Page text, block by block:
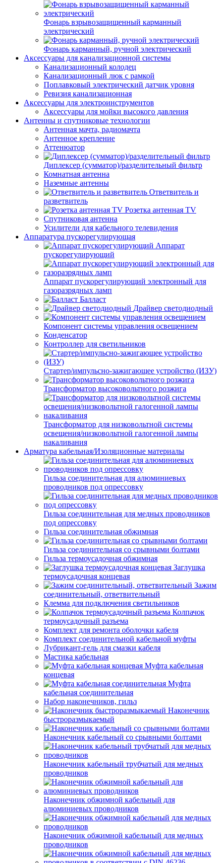
Фонарь взрывозащищенный карманный
электрический
Фонарь карманный, ручной электрический
Аксессуары для канализационной системы
Канализационный колодец
Канализационный люк с рамкой
Поплавковый электрический датчик уровня
Ревизия канализационная
Аксессуары для электроинструментов
Аксессуары для мойки высокого давления
Антенны и спутниковые технологии
Антенная мачта, радиомачта
Антенное крепление
Аттенюатор
Диплексер (сумматор)/разделительный фильтр
Комнатная антенна
Наземные антенны
Ответвитель и
разветвитель
Розетка антенная TV
Спутниковая антенна
Усилители для кабельного телевидения
Аппаратура пускорегулирующая
Аппарат
пускорегулирующий
Аппарат пускорегулирующий электронный для
газоразрядных ламп
Балласт
Драйвер светодиодный
Компонент системы управления освещением
Конденсатор
Контроллер для светильников
Стартер/импульсно-зажигающее устройство (ИЗУ)
Трансформатор высоковольтного розжига
Трансформатор для низковольтной системы
освещения/низковольтной галогенной лампы
накаливания
Арматура кабельная/Изоляционные материалы
Гильза соединительная для алюминиевых
проводников под опрессовку
Гильза соединительная для медных проводников
под опрессовку
Гильза соединительная обжимная
Гильза соединительная со срывными болтами
Гильза термоусадочная обжимная
Заглушка
термоусадочная концевая
Зажим
соединительный, ответвительный
Клемма для подключения светильников
Колпачок
термоусадочный разъема
Комплект для ремонта оболочки кабеля
Комплект соединительной кабельной муфты
Лубрикант-гель для смазки кабеля
Мастика кабельная
Муфта кабельная
концевая
Муфта
кабельная соединительная
Набор наконечников, гильз
Наконечник
быстроразмыкаемый
Наконечник кабельный со срывными болтами
Наконечник кабельный трубчатый для медных
проводников
Наконечник обжимной кабельный для
алюминиевых проводников
Наконечник обжимной кабельный для медных
проводников